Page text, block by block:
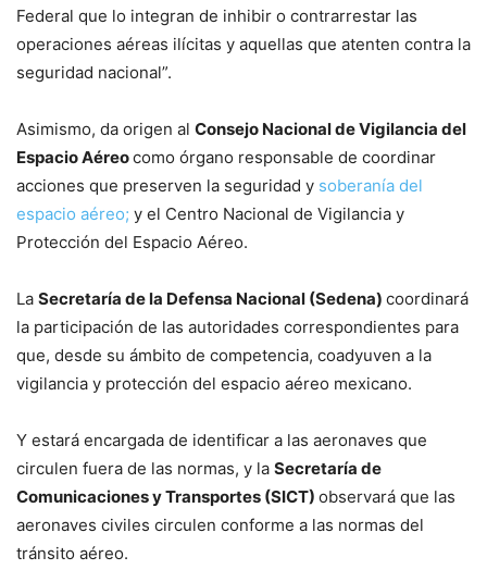
Federal que lo integran de inhibir o contrarrestar las
operaciones aéreas ilícitas y aquellas que atenten contra la
seguridad nacional”.
Asimismo, da origen al Consejo Nacional de Vigilancia del
Espacio Aéreocomo órgano responsable de coordinar
acciones que preserven la seguridad y soberanía del
espacio aéreo; y el Centro Nacional de Vigilancia y
Protección del Espacio Aéreo.
La Secretaría de la Defensa Nacional (Sedena) coordinará
la participación de las autoridades correspondientes para
que, desde su ámbito de competencia, coadyuven a la
vigilancia y protección del espacio aéreo mexicano.
Y estará encargada de identificar a las aeronaves que
circulen fuera de las normas, y la Secretaría de
Comunicaciones y Transportes (SICT) observará que las
aeronaves civiles circulen conforme a las normas del
tránsito aéreo.